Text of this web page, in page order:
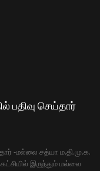
பதிவு செய்தார்
-மல்லை சத்யா ம.தி.மு.க.
இருந்தும் மல்லை